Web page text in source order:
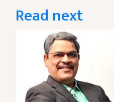
Read next